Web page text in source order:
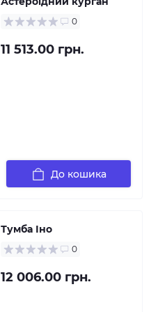
0
11 513.00 грн.
До кошика
Тумба Іно
0
12 006.00 грн.